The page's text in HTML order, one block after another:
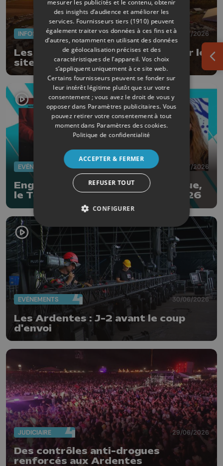
INFOS 02/07/2026
Les Ardentes pourront rester sur le
site de Rocourt
EVÈNEMENTS 01/07/2026
Engis : le festival des arts de la rue,
le Tchafornis, du 3 au 5 juillet 2026
EVÈNEMENTS 30/06/2026
Les Ardentes : J-2 avant le coup
d'envoi
JUDICIAIRE 29/06/2026
Des contrôles anti-drogues
renforcés aux Ardentes
mesurer les publicités et le contenu, obtenir
des insights d’audience et améliorer les
services. Fournisseurs tiers (1910) peuvent
également traiter vos données à ces fins et à
d’autres, notamment en utilisant des données
de géolocalisation précises et des
caractéristiques de l’appareil. Vos choix
s’appliquent uniquement à ce site web.
Certains fournisseurs peuvent se fonder sur
leur intérêt légitime plutôt que sur votre
consentement ; vous avez le droit de vous y
opposer dans Paramètres publicitaires. Vous
pouvez retirer votre consentement à tout
moment dans Paramètres des cookies.
Politique de confidentialité
ACCEPTER & FERMER
REFUSER TOUT
CONFIGURER